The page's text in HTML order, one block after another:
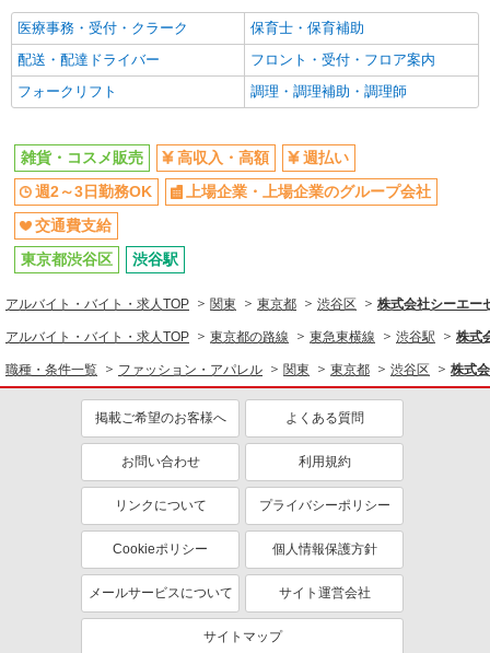
同じ特徴から求人を探す
週2～3日勤務OK
上場企業・上場企業のグループ会
社
交通費支給
医療事務・受付・クラーク
保育士・保育補助
配送・配達ドライバー
フロント・受付・フロア案内
フォークリフト
調理・調理補助・調理師
雑貨・コスメ販売 高収入・高額
週払い
週2～3日勤務OK
上場企業・上場企業のグループ会社
交通費支給
東京都渋谷区
渋谷駅
アルバイト・バイト・求人TOP 関東 東京都 渋谷区 株式会社シーエー
アルバイト・バイト・求人TOP 東京都の路線 東急東横線 渋谷駅 株式
職種・条件一覧 ファッション・アパレル 関東 東京都 渋谷区 株式
掲載ご希望のお客様へ よくある質問
お問い合わせ 利用規約
リンクについて プライバシーポリシー
Cookieポリシー 個人情報保護方針
メールサービスについて サイト運営会社
サイトマップ